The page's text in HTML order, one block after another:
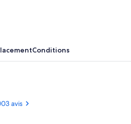
Conditions
avis